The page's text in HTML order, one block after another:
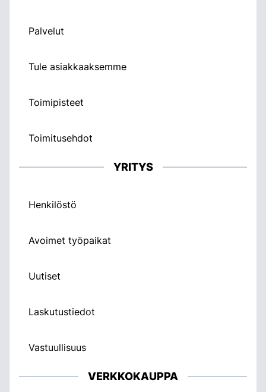
Palvelut
Tule asiakkaaksemme
Toimipisteet
Toimitusehdot
YRITYS
Henkilöstö
Avoimet työpaikat
Uutiset
Laskutustiedot
Vastuullisuus
VERKKOKAUPPA